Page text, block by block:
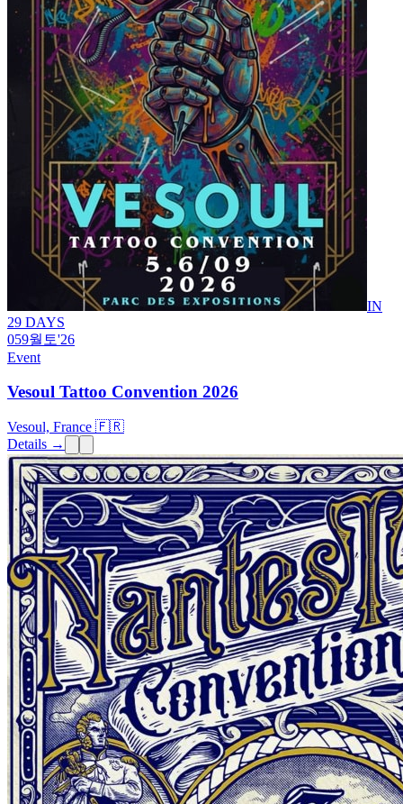
IN
29 DAYS
059월 토'26
Event
Vesoul Tattoo Convention 2026
Vesoul, France 🇫🇷
Details →